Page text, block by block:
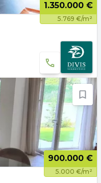
1.350.000 €
5.769 €/m²
900.000 €
5.000 €/m²